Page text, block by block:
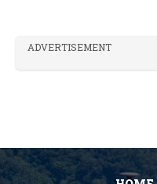
ADVERTISEMENT